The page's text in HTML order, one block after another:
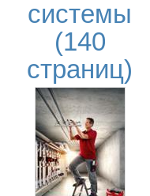
системы
(140
страниц)